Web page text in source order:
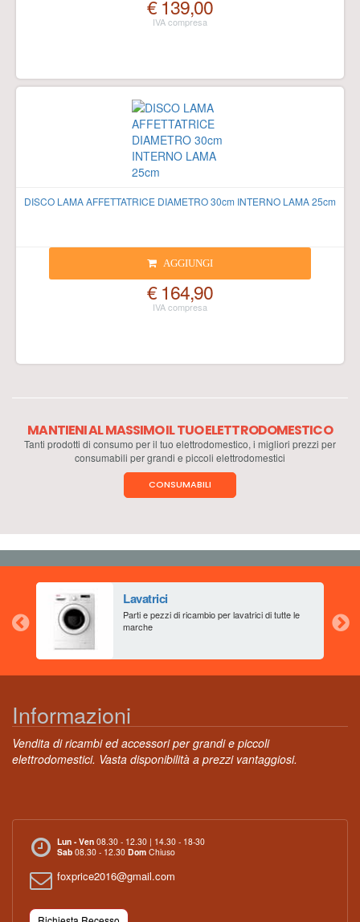
€ 139,00
DISCO LAMA AFFETTATRICE DIAMETRO 30cm INTERNO LAMA 25cm
AGGIUNGI
€ 164,90
MANTIENI AL MASSIMO IL TUO ELETTRODOMESTICO
Tanti prodotti di consumo per il tuo elettrodomestico, i migliori prezzi per
consumabili per grandi e piccoli elettrodomestici
CONSUMABILI
Lavatrici
Parti e pezzi di ricambio per lavatrici di tutte le
marche
Informazioni
Vendita di ricambi ed accessori per grandi e piccoli
elettrodomestici. Vasta disponibilità a prezzi vantaggiosi.
Lun - Ven 08.30 - 12.30 | 14.30 - 18-30
Sab 08.30 - 12.30 Dom Chiuso
foxprice2016@gmail.com